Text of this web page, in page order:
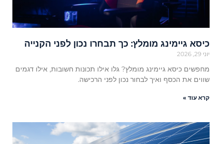
כיסא גיימינג מומלץ: כך תבחרו נכון לפני הקנייה
יוני 29, 2026
מחפשים כיסא גיימינג מומלץ? גלו אילו תכונות חשובות, אילו דגמים
שווים את הכסף ואיך לבחור נכון לפני הרכישה.
קרא עוד »